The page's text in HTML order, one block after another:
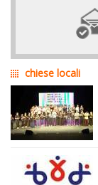
chiese locali